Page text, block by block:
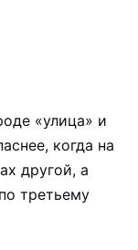
«улица» и
когда на
другой, а
третьему